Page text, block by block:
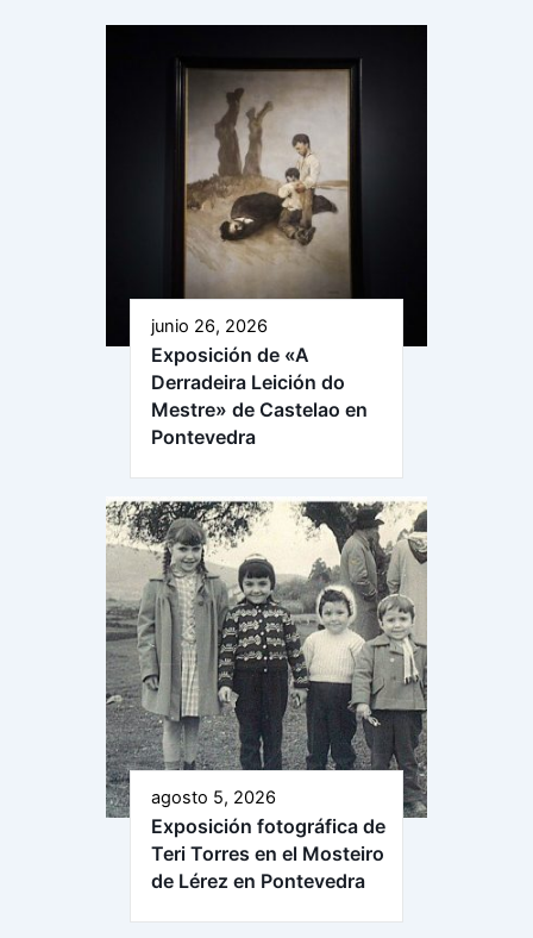
junio 26, 2026
Exposición de «A
Derradeira Leición do
Mestre» de Castelao en
Pontevedra
agosto 5, 2026
Exposición fotográfica de
Teri Torres en el Mosteiro
de Lérez en Pontevedra